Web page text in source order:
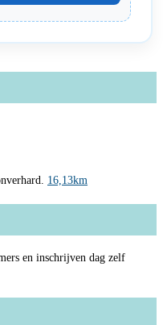
16,13km
en inschrijven dag zelf